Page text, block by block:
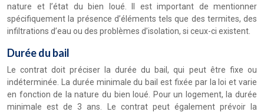
nature et l’état du bien loué. Il est important de mentionner
spécifiquement la présence d’éléments tels que des termites, des
infiltrations d’eau ou des problèmes d’isolation, si ceux-ci existent.
Durée du bail
Le contrat doit préciser la durée du bail, qui peut être fixe ou
indéterminée. La durée minimale du bail est fixée par la loi et varie
en fonction de la nature du bien loué. Pour un logement, la durée
minimale est de 3 ans. Le contrat peut également prévoir la